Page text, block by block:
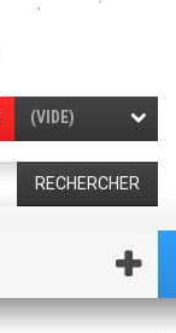
(VIDE)
RECHERCHER